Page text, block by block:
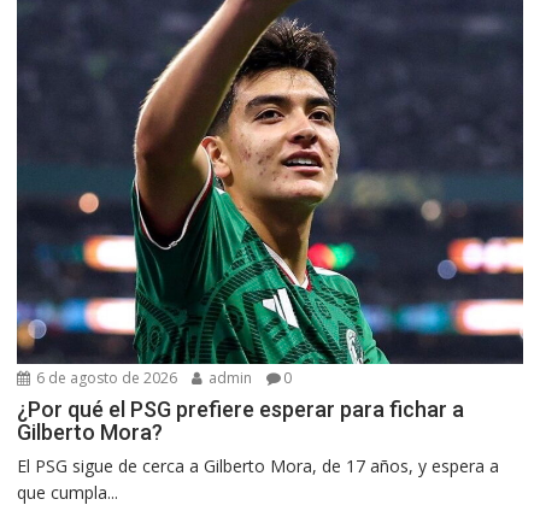
6 de agosto de 2026 admin 0
¿Por qué el PSG prefiere esperar para fichar a
Gilberto Mora?
El PSG sigue de cerca a Gilberto Mora, de 17 años, y espera a
que cumpla...